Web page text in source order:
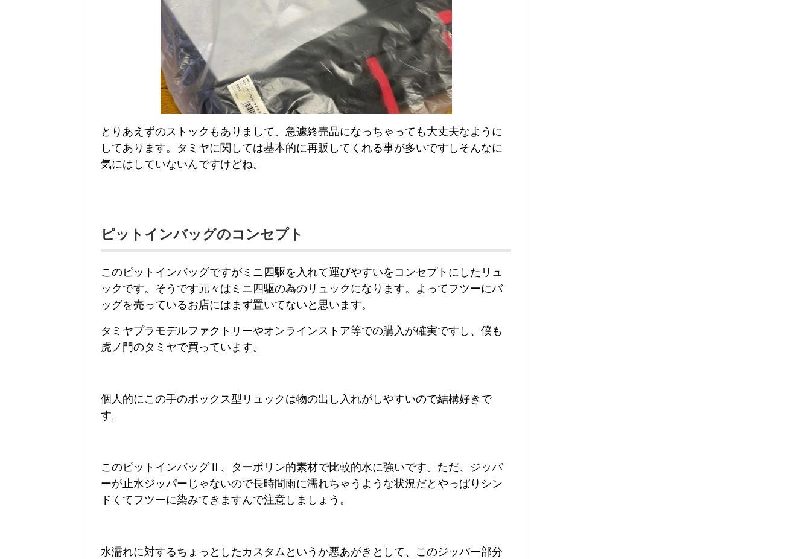
とりあえずのストックもありまして、急遽終売品になっちゃっても大丈夫なように
してあります。タミヤに関しては基本的に再販してくれる事が多いですしそんなに
気にはしていないんですけどね。
ピットインバッグのコンセプト
このピットインバッグですがミニ四駆を入れて運びやすいをコンセプトにしたリュ
ックです。そうです元々はミニ四駆の為のリュックになります。よってフツーにバ
ッグを売っているお店にはまず置いてないと思います。
タミヤプラモデルファクトリーやオンラインストア等での購入が確実ですし、僕も
虎ノ門のタミヤで買っています。
個人的にこの手のボックス型リュックは物の出し入れがしやすいので結構好きで
す。
このピットインバッグⅡ、ターポリン的素材で比較的水に強いです。ただ、ジッパ
ーが止水ジッパーじゃないので長時間雨に濡れちゃうような状況だとやっぱりシン
ドくてフツーに染みてきますんで注意しましょう。
水濡れに対するちょっとしたカスタムというか悪あがきとして、このジッパー部分